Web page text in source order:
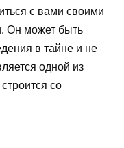
с вами своими
Он может быть
в тайне и не
одной из
со